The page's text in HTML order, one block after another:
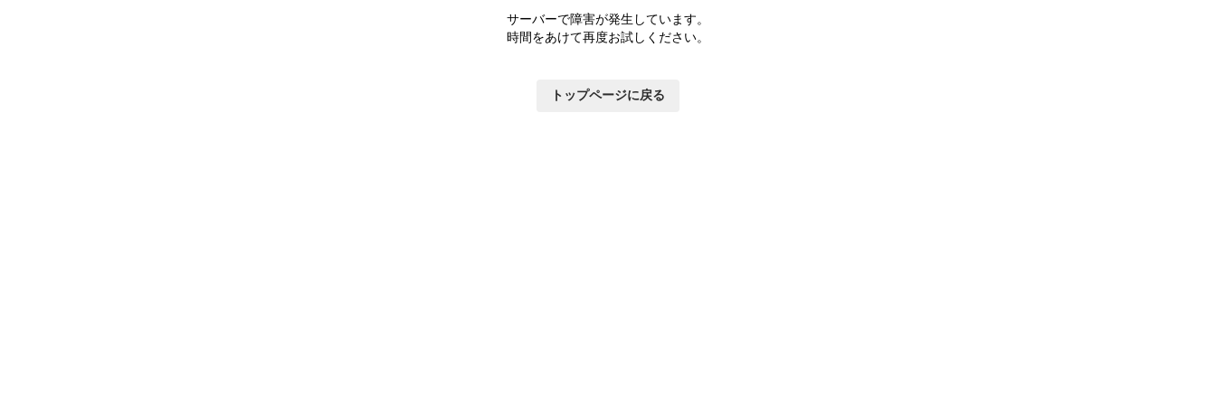
サーバーで障害が発生しています。
時間をあけて再度お試しください。
トップページに戻る